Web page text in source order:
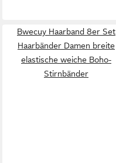
Bwecuy Haarband 8er Set
Haarbänder Damen breite
elastische weiche Boho-
Stirnbänder